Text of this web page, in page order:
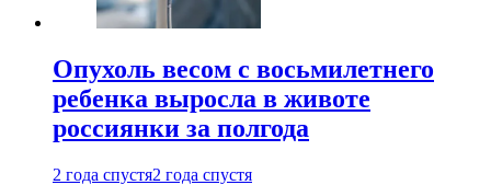
Опухоль весом с восьмилетнего
ребенка выросла в животе
россиянки за полгода
2 года спустя2 года спустя